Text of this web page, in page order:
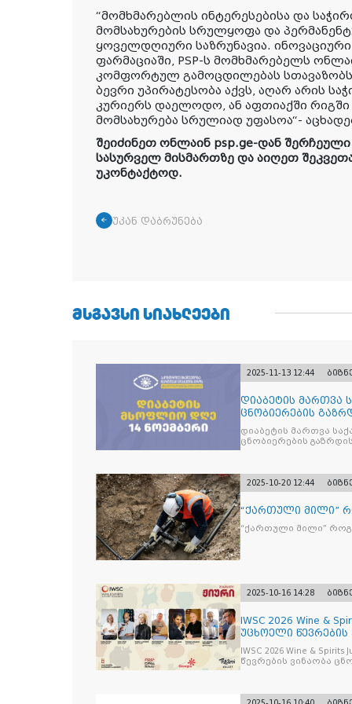
“მომხმარებლის ინტერესებისა და
მომსახურების სრულყოფა და
ყოველდღიური საზრუნავია. ინოვაციური
ფარმაციაში , PSP-ს მომხმარებელს
კომფორტულ გამოცდილებას სთავაზობს
ბევრი უპირატესობა აქვს აღარ არის
კურიერს დაელოდო ან აფთიაქში რიგში
მომსახურება სრულიად უფასოა“-
შეიძინეთ ონლაინ psp.ge-დან შერჩეული
სასურველ მისმართზე და აიღეთ
უკონტაქტოდ.
უკან დაბრუნება
ᲛᲡᲒᲐᲕᲡᲘ ᲡᲘᲐᲮᲚᲔᲔᲑᲘ
2025-11-13 12:44
დიაბეტის მართვა
ცნობიერების
მიზნით
დიაბეტის მართვა
ცნობიერების
2025-10-20 12:44
“ქართული მილი”
“ქართული მილი”
2025-10-16 14:28
IWSC 2026 Wine &
უცხოელი
IWSC 2026 Wine &
წევრების ვინაობა